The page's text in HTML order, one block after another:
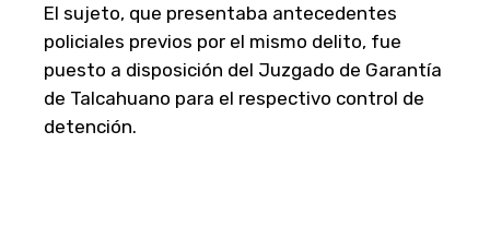
El sujeto, que presentaba antecedentes
policiales previos por el mismo delito, fue
puesto a disposición del Juzgado de Garantía
de Talcahuano para el respectivo control de
detención.